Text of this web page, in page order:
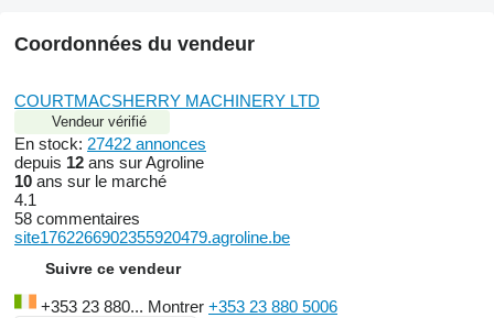
Coordonnées du vendeur
COURTMACSHERRY MACHINERY LTD
Vendeur vérifié
En stock: 27422 annonces
depuis 12 ans sur Agroline
10 ans sur le marché
4.1
58 commentaires
site1762266902355920479.agroline.be
Suivre ce vendeur
+353 23 880... Montrer +353 23 880 5006